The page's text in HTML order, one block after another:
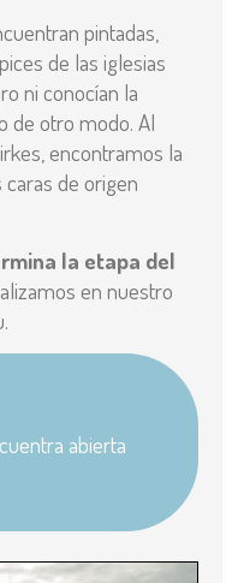
pintadas,
de las iglesias
ni conocían la
de otro modo. Al
encontramos la
de origen
la etapa del
en nuestro
abierta